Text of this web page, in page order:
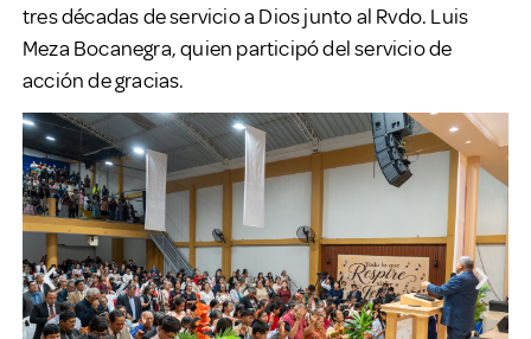
tres décadas de servicio a Dios junto al Rvdo. Luis
Meza Bocanegra, quien participó del servicio de
acción de gracias.